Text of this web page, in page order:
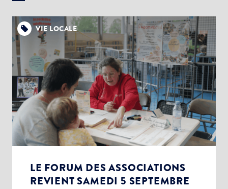
VIE LOCALE
LE FORUM DES ASSOCIATIONS
REVIENT SAMEDI 5 SEPTEMBRE